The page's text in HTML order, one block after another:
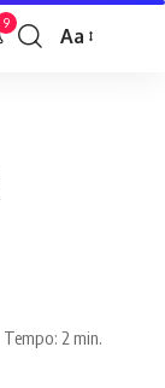
9
Font
Aa
Tempo: 2 min.